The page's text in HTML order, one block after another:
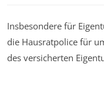
Insbesondere für
die Hausratpolice für
des versicherten